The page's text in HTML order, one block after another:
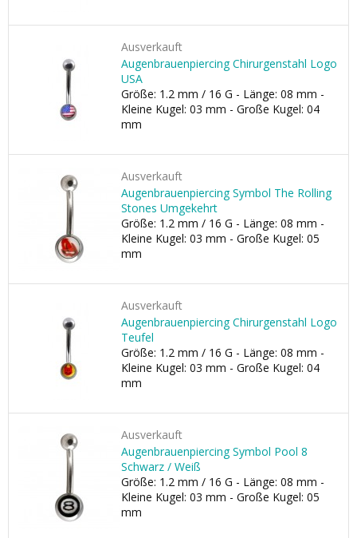
Ausverkauft
Augenbrauenpiercing Chirurgenstahl Logo
USA
Größe: 1.2 mm / 16 G - Länge: 08 mm -
Kleine Kugel: 03 mm - Große Kugel: 04
mm
Ausverkauft
Augenbrauenpiercing Symbol The Rolling
Stones Umgekehrt
Größe: 1.2 mm / 16 G - Länge: 08 mm -
Kleine Kugel: 03 mm - Große Kugel: 05
mm
Ausverkauft
Augenbrauenpiercing Chirurgenstahl Logo
Teufel
Größe: 1.2 mm / 16 G - Länge: 08 mm -
Kleine Kugel: 03 mm - Große Kugel: 04
mm
Ausverkauft
Augenbrauenpiercing Symbol Pool 8
Schwarz / Weiß
Größe: 1.2 mm / 16 G - Länge: 08 mm -
Kleine Kugel: 03 mm - Große Kugel: 05
mm